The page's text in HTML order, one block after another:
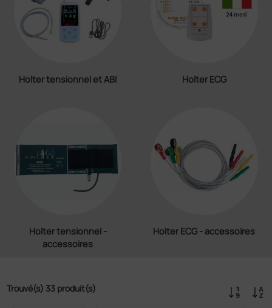
Holter tensionnel et ABI Holter ECG
Holter tensionnel -
accessoires
Holter ECG - accessoires
Trouvé(s) 33 produit(s)